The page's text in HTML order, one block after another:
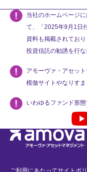
当社のホームページ
て、「2025年9月1日
資料も掲載されてお
投資信託の勧誘を行な
アモーヴァ・アセッ
模倣サイトやなりす
いわゆるファンド形
ご利用にあたってサイトポ